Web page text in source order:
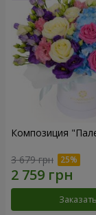
Композиция
3 679 грн
Заказать